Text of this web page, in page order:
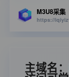
M3U8采集
主域名：